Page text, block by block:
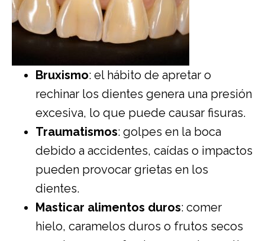
Bruxismo: el hábito de apretar o
rechinar los dientes genera una presión
excesiva, lo que puede causar fisuras.
Traumatismos: golpes en la boca
debido a accidentes, caídas o impactos
pueden provocar grietas en los
dientes.
Masticar alimentos duros: comer
hielo, caramelos duros o frutos secos